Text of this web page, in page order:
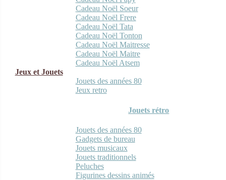
Cadeau Noël Soeur
Cadeau Noël Frere
Cadeau Noël Tata
Cadeau Noël Tonton
Cadeau Noël Maitresse
Cadeau Noël Maitre
Cadeau Noël Atsem
Jeux et Jouets
Jouets des années 80
Jeux retro
Jouets rétro
Jouets des années 80
Gadgets de bureau
Jouets musicaux
Jouets traditionnels
Peluches
Figurines dessins animés